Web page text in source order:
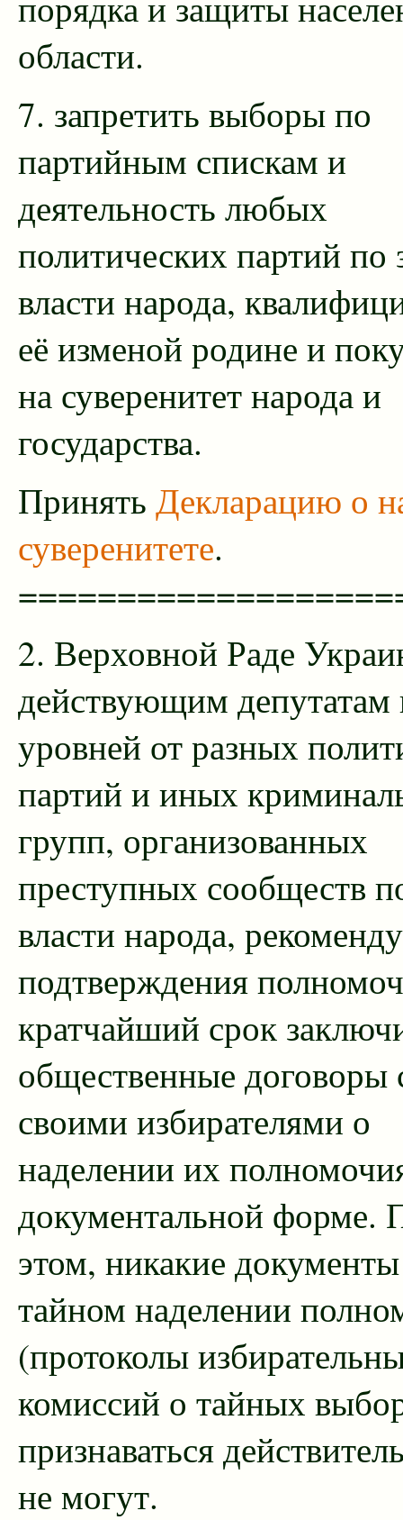
области.
7. запретить выборы по
партийным спискам и
деятельность любых
политических партий по
власти народа,
её изменой родине и
на суверенитет народа и
государства.
Принять Декларацию о
суверенитете.
2. Верховной Раде
действующим депутатам
уровней от разных
партий и иных
групп, организованных
преступных сообществ
власти народа,
подтверждения
кратчайший срок
общественные договоры
своими избирателями о
наделении их
документальной форме.
этом, никакие
тайном наделении
(протоколы
комиссий о тайных
признаваться
не могут.